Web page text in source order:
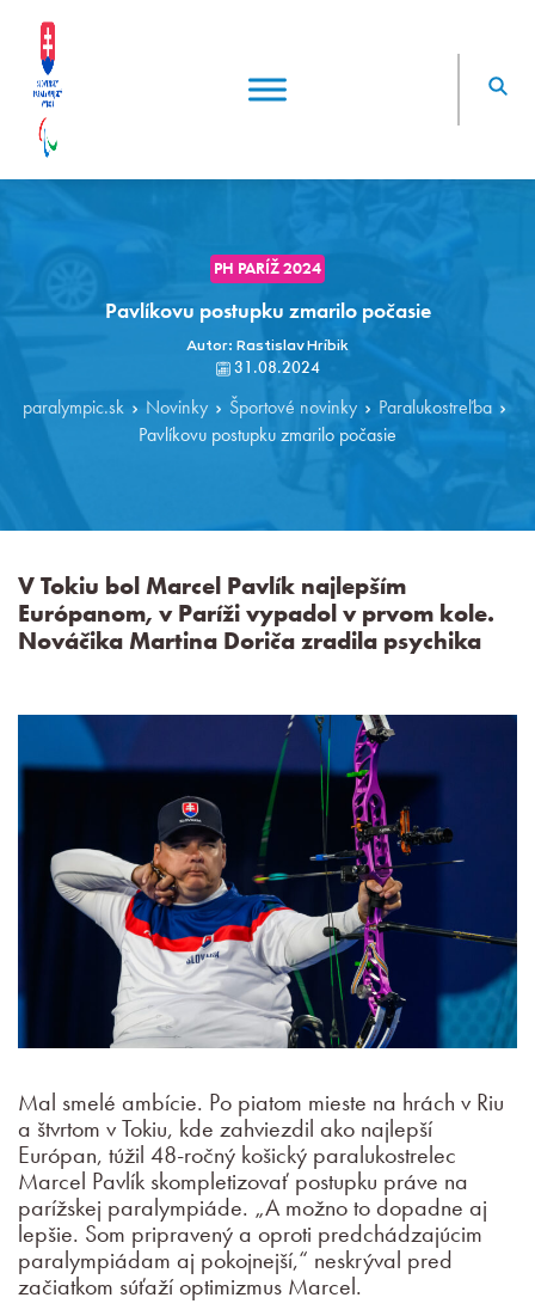
PH PARÍŽ 2024
Pavlíkovu postupku zmarilo počasie
Autor: Rastislav Hríbik
31.08.2024
paralympic.sk Novinky Športové novinky
Paralukostreľba
Pavlíkovu postupku zmarilo počasie
V Tokiu bol Marcel Pavlík najlepším
Európanom, v Paríži vypadol v prvom kole.
Nováčika Martina Doriča zradila psychika
Mal smelé ambície. Po piatom mieste na hrách v Riu
a štvrtom v Tokiu, kde zahviezdil ako najlepší
Európan, túžil 48-ročný košický paralukostrelec
Marcel Pavlík skompletizovať postupku práve na
parížskej paralympiáde. „A možno to dopadne aj
lepšie. Som pripravený a oproti predchádzajúcim
paralympiádam aj pokojnejší,“ neskrýval pred
začiatkom súťaží optimizmus Marcel.